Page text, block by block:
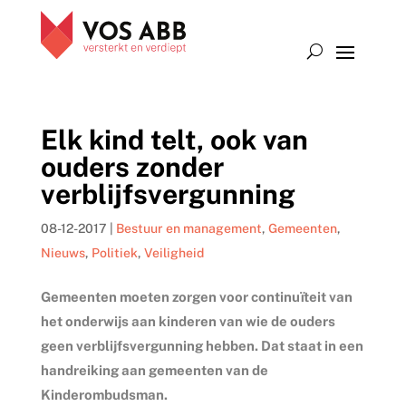
Elk kind telt, ook van
ouders zonder
verblijfsvergunning
08-12-2017 Bestuur en management, Gemeenten,
Nieuws, Politiek, Veiligheid
Gemeenten moeten zorgen voor continuïteit van
het onderwijs aan kinderen van wie de ouders
geen verblijfsvergunning hebben. Dat staat in een
handreiking aan gemeenten van de
Kinderombudsman.